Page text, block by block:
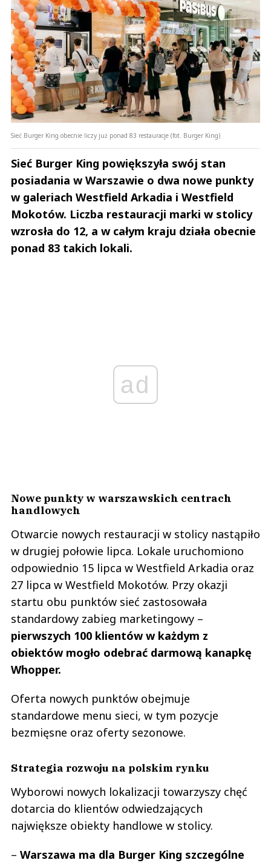
Sieć Burger King obecnie liczy już ponad 83 restauracje (fot. Burger King)
Sieć Burger King powiększyła swój stan
posiadania w Warszawie o dwa nowe punkty
w galeriach Westfield Arkadia i Westfield
Mokotów. Liczba restauracji marki w stolicy
wzrosła do 12, a w całym kraju działa obecnie
ponad 83 takich lokali.
ad
Nowe punkty w warszawskich centrach
handlowych
Otwarcie nowych restauracji w stolicy nastąpiło
w drugiej połowie lipca. Lokale uruchomiono
odpowiednio 15 lipca w Westfield Arkadia oraz
27 lipca w Westfield Mokotów. Przy okazji
startu obu punktów sieć zastosowała
standardowy zabieg marketingowy –
pierwszych 100 klientów w każdym z
obiektów mogło odebrać darmową kanapkę
Whopper.
Oferta nowych punktów obejmuje
standardowe menu sieci, w tym pozycje
bezmięsne oraz oferty sezonowe.
Strategia rozwoju na polskim rynku
Wyborowi nowych lokalizacji towarzyszy chęć
dotarcia do klientów odwiedzających
największe obiekty handlowe w stolicy.
– Warszawa ma dla Burger King szczególne